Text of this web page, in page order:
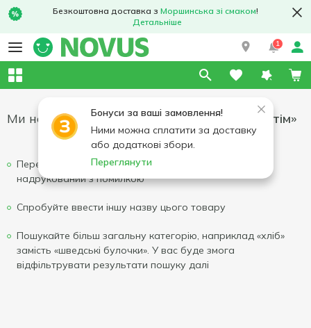
Безкоштовна доставка з Моршинська зі смаком!
Детальніше
1
Бонуси за ваші замовлення!
Ними можна сплатити за доставку
або додаткові збори.
Переглянути
Ми не змогли знайти результати для «фрутім»
Перевірте написання вашого запиту, можливо він
надрукований з помилкою
Спробуйте ввести іншу назву цього товару
Пошукайте більш загальну категорію, наприклад «хліб»
замість «шведські булочки». У вас буде змога
відфільтрувати результати пошуку далі